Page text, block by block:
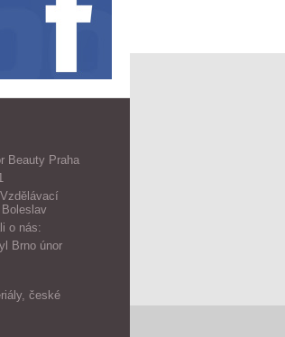
Beauty Praha
o nás:
Brno únor
české